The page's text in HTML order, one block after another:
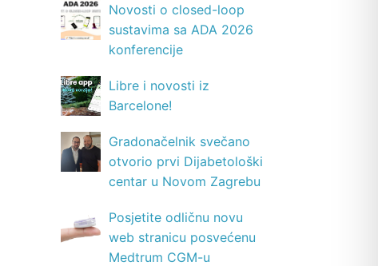
Novosti o closed-loop
sustavima sa ADA 2026
konferencije
Libre i novosti iz
Barcelone!
Gradonačelnik svečano
otvorio prvi Dijabetološki
centar u Novom Zagrebu
Posjetite odličnu novu
web stranicu posvećenu
Medtrum CGM-u